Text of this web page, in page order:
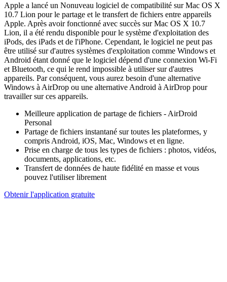
Apple a lancé un Nonuveau logiciel de compatibilité sur Mac OS X
10.7 Lion pour le partage et le transfert de fichiers entre appareils
Apple. Après avoir fonctionné avec succès sur Mac OS X 10.7
Lion, il a été rendu disponible pour le système d'exploitation des
iPods, des iPads et de l'iPhone. Cependant, le logiciel ne peut pas
être utilisé sur d'autres systèmes d'exploitation comme Windows et
Android étant donné que le logiciel dépend d'une connexion Wi-Fi
et Bluetooth, ce qui le rend impossible à utiliser sur d'autres
appareils. Par conséquent, vous aurez besoin d'une alternative
Windows à AirDrop ou une alternative Android à AirDrop pour
travailler sur ces appareils.
Meilleure application de partage de fichiers - AirDroid
Personal
Partage de fichiers instantané sur toutes les plateformes, y
compris Android, iOS, Mac, Windows et en ligne.
Prise en charge de tous les types de fichiers : photos, vidéos,
documents, applications, etc.
Transfert de données de haute fidélité en masse et vous
pouvez l'utiliser librement
Obtenir l'application gratuite